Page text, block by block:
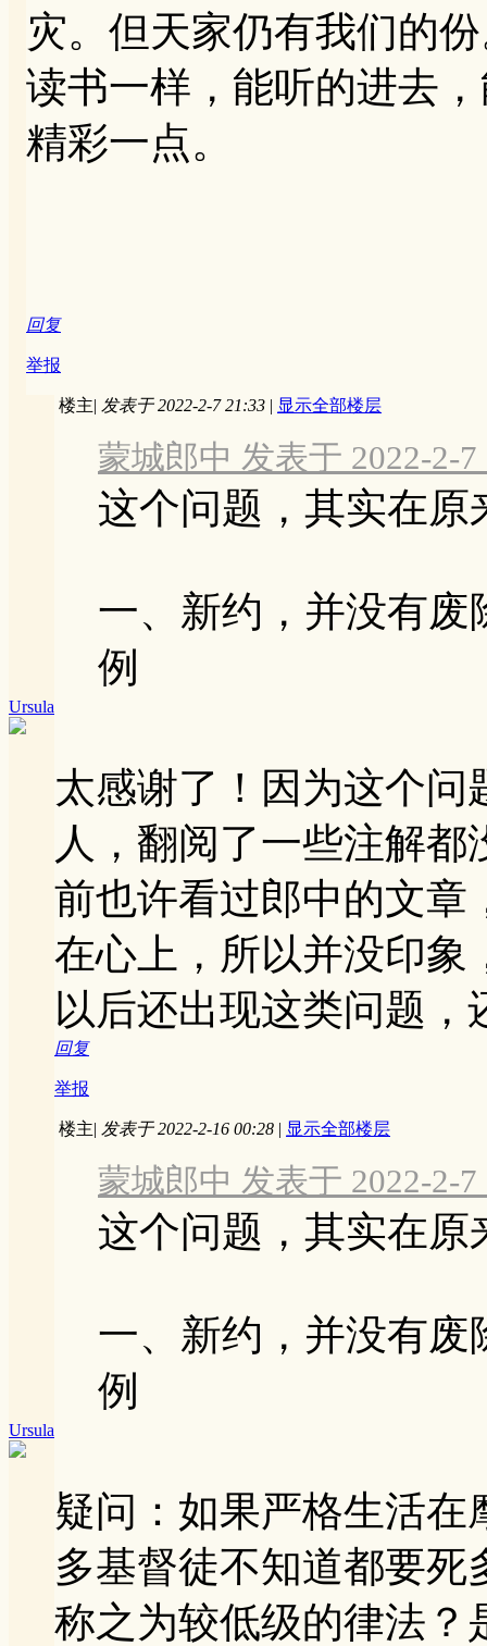
灾。但天家仍有我们的
读书一样，能听的进去
精彩一点。
回复
举报
Ursula
楼主| 发表于 2022-2-7 21:33 | 显示全部楼层
蒙城郎中 发表于 2022-2-7
这个问题，其实在
一、新约，并没有
例
太感谢了！因为这个
人，翻阅了一些注解
前也许看过郎中的文章
在心上，所以并没印象
以后还出现这类问题
回复
举报
Ursula
楼主| 发表于 2022-2-16 00:28 | 显示全部楼层
蒙城郎中 发表于 2022-2-7
这个问题，其实在
一、新约，并没有
例
疑问：如果严格生活
多基督徒不知道都要
称之为较低级的律法？